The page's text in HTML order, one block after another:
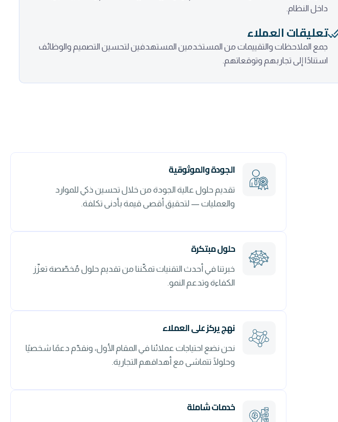
داخل النظام.
تعليقات العملاء
جمع الملاحظات والتقييمات من المستخدمين المستهدفين لتحسين التصميم والوظائف
استنادًا إلى تجاربهم وتوقعاتهم.
الجودة والموثوقية
تقديم حلول عالية الجودة من خلال تحسين ذكي للموارد
والعمليات — لتحقيق أقصى قيمة بأدنى تكلفة.
حلول مبتكرة
خبرتنا في أحدث التقنيات تمكّننا من تقديم حلول مُخصّصة تعزّز
الكفاءة وتدعم النمو.
نهج يركز على العملاء
نحن نضع احتياجات عملائنا في المقام الأول، ونقدّم دعمًا شخصيًا
وحلولًا تتماشى مع أهدافهم التجارية.
خدمات شاملة